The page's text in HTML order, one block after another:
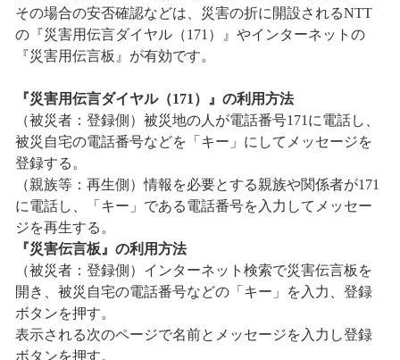
その場合の安否確認などは、災害の折に開設されるNTT
の『災害用伝言ダイヤル（171）』やインターネットの
『災害用伝言板』が有効です。
『災害用伝言ダイヤル（171）』の利用方法
（被災者：登録側）被災地の人が電話番号171に電話し、
被災自宅の電話番号などを「キー」にしてメッセージを
登録する。
（親族等：再生側）情報を必要とする親族や関係者が171
に電話し、「キー」である電話番号を入力してメッセー
ジを再生する。
『災害伝言板』の利用方法
（被災者：登録側）インターネット検索で災害伝言板を
開き、被災自宅の電話番号などの「キー」を入力、登録
ボタンを押す。
表示される次のページで名前とメッセージを入力し登録
ボタンを押す。